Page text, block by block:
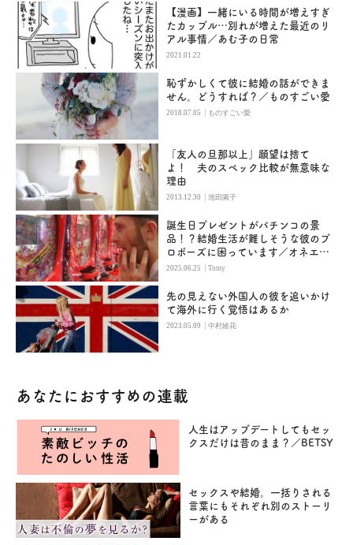
【漫画】一緒にいる時間が増えすぎ
たカップル…別れが増えた最近のリ
アル事情／あむ子の日常
2021.01.22
恥ずかしくて彼に結婚の話ができま
せん。どうすれば？／ものすごい愛
2018.07.05 | ものすごい愛
「友人の旦那以上」願望は捨て
よ！ 夫のスペック比較が無意味な
理由
2013.12.30 |池田園子
誕生日プレゼントがパチンコの景
品！？結婚生活が難しそうな彼のプ
ロポーズに困っています／オネエ精
神科医のアドバイス
2025.06.25 |Tomy
先の見えない外国人の彼を追いかけ
て海外に行く覚悟はあるか
2023.05.09 |中村綾花
あなたにおすすめの連載
人生はアップデートしてもセッ
クスだけは昔のまま？／BETSY
セックスや結婚。一括りされる
言葉にもそれぞれ別のストーリ
ーがある